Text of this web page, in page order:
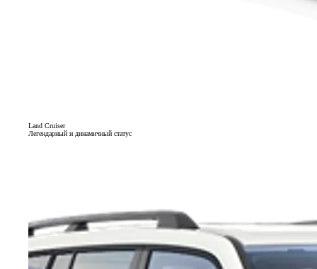
Land Cruiser
Легендарный и динамичный статус